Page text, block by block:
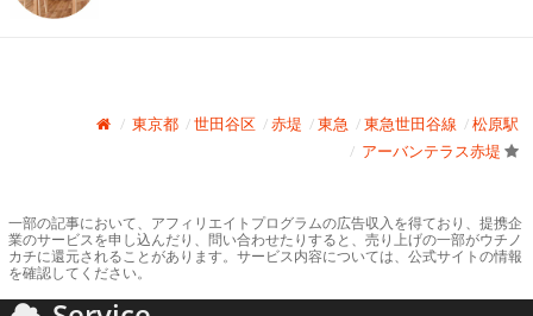
東京都 世田谷区 赤堤 東急 東急世田谷線
松原駅
アーバンテラス赤堤
一部の記事において、アフィリエイトプログラムの広告収入を得ており、提携企
業のサービスを申し込んだり、問い合わせたりすると、売り上げの一部がウチノ
カチに還元されることがあります。サービス内容については、公式サイトの情報
を確認してください。